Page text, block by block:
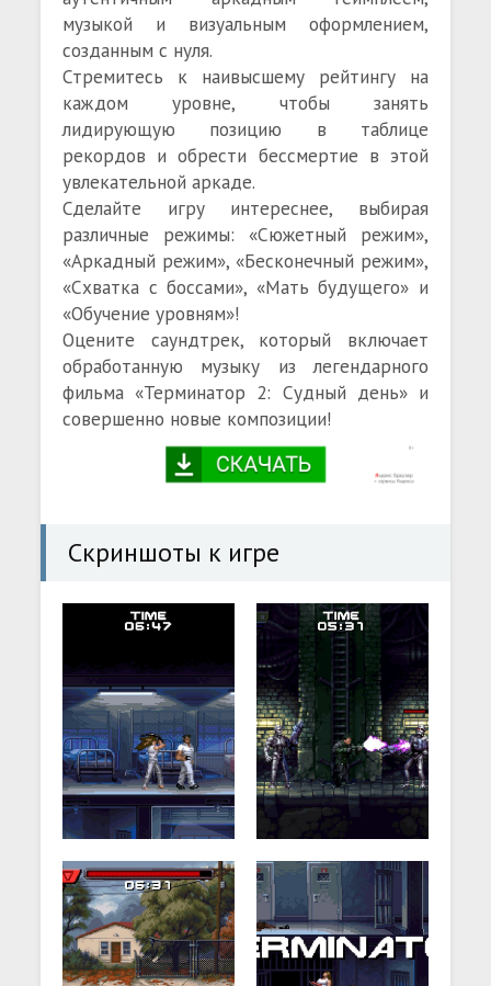
музыкой и визуальным оформлением,
созданным с нуля.
Стремитесь к наивысшему рейтингу на
каждом уровне, чтобы занять
лидирующую позицию в таблице
рекордов и обрести бессмертие в этой
увлекательной аркаде.
Сделайте игру интереснее, выбирая
различные режимы: «Сюжетный режим»,
«Аркадный режим», «Бесконечный режим»,
«Схватка с боссами», «Мать будущего» и
«Обучение уровням»!
Оцените саундтрек, который включает
обработанную музыку из легендарного
фильма «Терминатор 2: Судный день» и
совершенно новые композиции!
Скриншоты к игре